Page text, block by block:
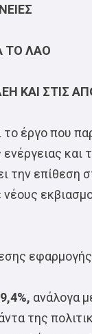
ΤΟ ΛΑΟ
ΚΑΙ ΣΤΙΣ
έργο που
και
την επίθεση
ανάλογα
της